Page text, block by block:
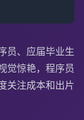
员、应届毕业生
觉惊艳，程序员
关注成本和出片